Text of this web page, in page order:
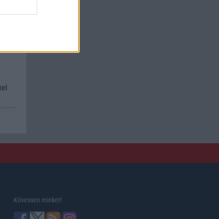
Kövessen minket!